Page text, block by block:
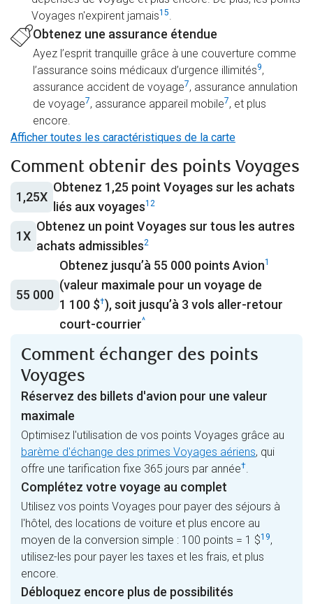
Voyages n'expirent jamais15.
Obtenez une assurance étendue
Ayez l’esprit tranquille grâce à une couverture comme
l’assurance soins médicaux d’urgence illimités9,
assurance accident de voyage7, assurance annulation
de voyage7, assurance appareil mobile7, et plus
encore.
Afficher toutes les caractéristiques de la carte
Comment obtenir des points Voyages
1,25X
Obtenez 1,25 point Voyages sur les achats
liés aux voyages12
1X
Obtenez un point Voyages sur tous les autres
achats admissibles2
55 000
Obtenez jusqu’à 55 000 points Avion1
(valeur maximale pour un voyage de
1 100 $†), soit jusqu’à 3 vols aller-retour
court-courrier^
Comment échanger des points
Voyages
Réservez des billets d'avion pour une valeur
maximale
Optimisez l'utilisation de vos points Voyages grâce au
barème d'échange des primes Voyages aériens, qui
offre une tarification fixe 365 jours par année†.
Complétez votre voyage au complet
Utilisez vos points Voyages pour payer des séjours à
l'hôtel, des locations de voiture et plus encore au
moyen de la conversion simple : 100 points = 1 $19,
utilisez-les pour payer les taxes et les frais, et plus
encore.
Débloquez encore plus de possibilités